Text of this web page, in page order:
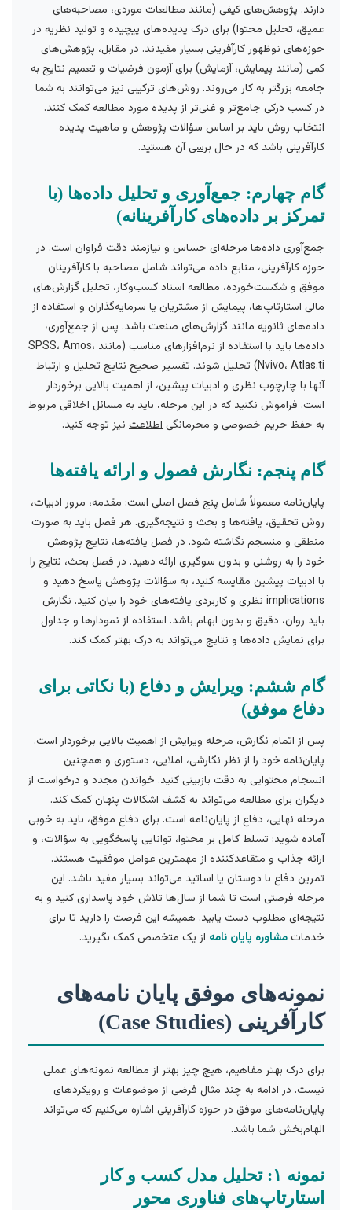
دارند. پژوهش‌های کیفی (مانند مطالعات موردی، مصاحبه‌های
عمیق، تحلیل محتوا) برای درک پدیده‌های پیچیده و تولید نظریه در
حوزه‌های نوظهور کارآفرینی بسیار مفیدند. در مقابل، پژوهش‌های
کمی (مانند پیمایش، آزمایش) برای آزمون فرضیات و تعمیم نتایج به
جامعه بزرگتر به کار می‌روند. روش‌های ترکیبی نیز می‌توانند به شما
در کسب درکی جامع‌تر و غنی‌تر از پدیده مورد مطالعه کمک کنند.
انتخاب روش باید بر اساس سؤالات پژوهش و ماهیت پدیده
کارآفرینی باشد که در حال برسیآن هستید.
گام چهارم: جمع‌آوری و تحلیل داده‌ها (با
تمرکز بر داده‌های کارآفرینانه)
جمع‌آوری داده‌ها مرحله‌ای حساس و نیازمند دقت فراوان است. در
حوزه کارآفرینی، منابع داده می‌تواند شامل مصاحبه با کارآفرینان
موفق و شکست‌خورده، مطالعه اسناد کسب‌وکار، تحلیل گزارش‌های
مالی استارتاپ‌ها، پیمایش از مشتریان یا سرمایه‌گذاران و استفاده از
داده‌های ثانویه مانند گزارش‌های صنعت باشد. پس از جمع‌آوری،
داده‌ها باید با استفاده از نرم‌افزارهای مناسب (مانند SPSS، Amos،
Nvivo، Atlas.ti) تحلیل شوند. تفسیر صحیح نتایج تحلیل و ارتباط
آنها با چارچوب نظری و ادبیات پیشین، از اهمیت بالایی برخوردار
است. فراموش نکنید که در این مرحله، باید به مسائل اخلاقی مربوط
به حفظ حریم خصوصی و محرمانگیاطلاعت نیز توجه کنید.
گام پنجم: نگارش فصول و ارائه یافته‌ها
پایان‌نامه معمولاً شامل پنج فصل اصلی است: مقدمه، مرور ادبیات،
روش تحقیق، یافته‌ها و بحث و نتیجه‌گیری. هر فصل باید به صورت
منطقی و منسجم نگاشته شود. در فصل یافته‌ها، نتایج پژوهش
خود را به روشنی و بدون سوگیری ارائه دهید. در فصل بحث، نتایج را
با ادبیات پیشین مقایسه کنید، به سؤالات پژوهش پاسخ دهید و
implications نظری و کاربردی یافته‌های خود را بیان کنید. نگارش
باید روان، دقیق و بدون ابهام باشد. استفاده از نمودارها و جداول
برای نمایش داده‌ها و نتایج می‌تواند به درک بهتر کمک کند.
گام ششم: ویرایش و دفاع (با نکاتی برای
دفاع موفق)
پس از اتمام نگارش، مرحله ویرایش از اهمیت بالایی برخوردار است.
پایان‌نامه خود را از نظر نگارشی، املایی، دستوری و همچنین
انسجام محتوایی به دقت بازبینی کنید. خواندن مجدد و درخواست از
دیگران برای مطالعه می‌تواند به کشف اشکالات پنهان کمک کند.
مرحله نهایی، دفاع از پایان‌نامه است. برای دفاع موفق، باید به خوبی
آماده شوید: تسلط کامل بر محتوا، توانایی پاسخگویی به سؤالات، و
ارائه جذاب و متقاعدکننده از مهمترین عوامل موفقیت هستند.
تمرین دفاع با دوستان یا اساتید می‌تواند بسیار مفید باشد. این
مرحله فرصتی است تا شما از سال‌ها تلاش خود پاسداری کنید و به
نتیجه‌ای مطلوب دست یابید. همیشه این فرصت را دارید تا برای
خدماتمشاوره پایان نامه از یک متخصص کمک بگیرید.
نمونه‌های موفق پایان نامه‌های
کارآفرینی (Case Studies)
برای درک بهتر مفاهیم، هیچ چیز بهتر از مطالعه نمونه‌های عملی
نیست. در ادامه به چند مثال فرضی از موضوعات و رویکردهای
پایان‌نامه‌های موفق در حوزه کارآفرینی اشاره می‌کنیم که می‌تواند
الهام‌بخش شما باشد.
نمونه ۱: تحلیل مدل کسب و کار
استارتاپ‌های فناوری محور